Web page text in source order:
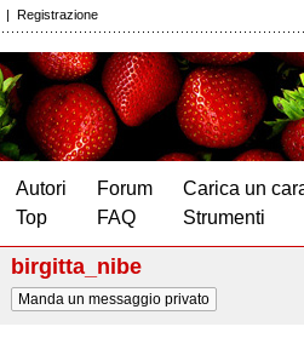
| Registrazione
Autori
Top
Forum
FAQ
Carica un
Strumenti
birgitta_nibe
Manda un messaggio privato